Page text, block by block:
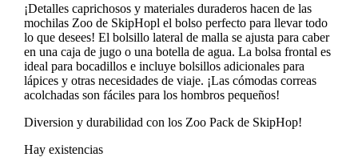
¡Detalles caprichosos y materiales duraderos hacen de las
mochilas Zoo de SkipHopl el bolso perfecto para llevar todo
lo que desees! El bolsillo lateral de malla se ajusta para caber
en una caja de jugo o una botella de agua. La bolsa frontal es
ideal para bocadillos e incluye bolsillos adicionales para
lápices y otras necesidades de viaje. ¡Las cómodas correas
acolchadas son fáciles para los hombros pequeños!
Diversion y durabilidad con los Zoo Pack de SkipHop!
Hay existencias